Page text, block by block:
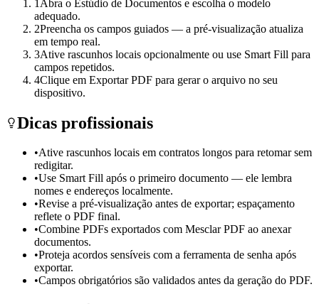
1 Abra o Estúdio de Documentos e escolha o modelo
adequado.
2Preencha os campos guiados — a pré-visualização atualiza
em tempo real.
3Ative rascunhos locais opcionalmente ou use Smart Fill para
campos repetidos.
4Clique em Exportar PDF para gerar o arquivo no seu
dispositivo.
Dicas profissionais
•Ative rascunhos locais em contratos longos para retomar sem
redigitar.
•Use Smart Fill após o primeiro documento — ele lembra
nomes e endereços localmente.
•Revise a pré-visualização antes de exportar; espaçamento
reflete o PDF final.
•Combine PDFs exportados com Mesclar PDF ao anexar
documentos.
•Proteja acordos sensíveis com a ferramenta de senha após
exportar.
•Campos obrigatórios são validados antes da geração do PDF.